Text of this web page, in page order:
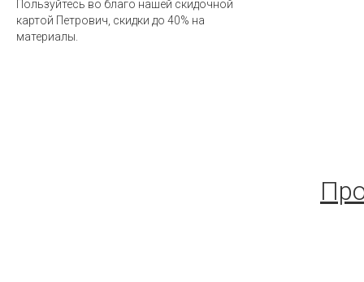
Пользуйтесь во благо нашей скидочной
картой Петрович, скидки до 40% на
материалы.